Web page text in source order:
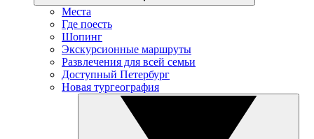
Места
Где поесть
Шопинг
Экскурсионные маршруты
Развлечения для всей семьи
Доступный Петербург
Новая тургеография